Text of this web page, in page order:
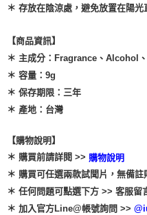
＊ 存放在陰涼處，避免放置在陽光
【商品資訊】
＊ 主成分：Fragrance、Alcohol
＊ 容量：9g
＊ 保存期限：三年
＊ 產地：台灣
【購物說明】
＊ 購買前請詳閱 >> 購物說明
＊ 購買可任選兩款試聞片，無備註
＊ 任何問題可點選下方 >> 客服留
＊ 加入官方Line@帳號詢問 >>